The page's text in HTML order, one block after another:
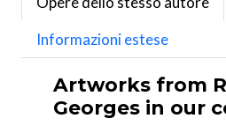
Informazioni estese
Artworks from
Georges in our